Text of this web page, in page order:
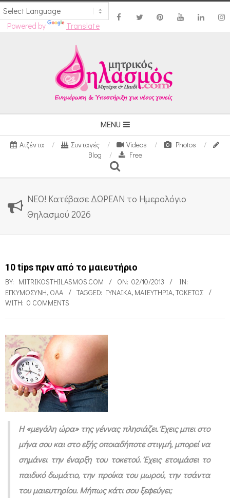
Powered by Translate
Navigation
Menu
MENU
Ατζέντα Συνταγές Videos
Photos
Blog
Free
Search
ΝΕΟ! Κατέβασε ΔΩΡΕΑΝ το Ημερολόγιο
Θηλασμού 2026
10 tips πριν από το μαιευτήριο
BY: MITRIKOSTHILASMOS.COM ON: 02/10/2013
IN:
ΕΓΚΥΜΟΣΎΝΗ, ΌΛΑ TAGGED: ΓΥΝΑΊΚΑ, ΜΑΙΕΥΤΉΡΙΑ,ΤΟΚΕΤΌΣ
WITH: 0 COMMENTS
1
0
t
i
p
Η «μεγάλη ώρα» της γέννας πλησιάζει. Έχεις μπει στο
μήνα σου και στο εξής οποιαδήποτε στιγμή, μπορεί να
σημάνει την έναρξη του τοκετού. Έχεις ετοιμάσει το
παιδικό δωμάτιο, την προίκα του μωρού, την τσάντα
του μαιευτηρίου. Μήπως κάτι σου ξεφεύγει;